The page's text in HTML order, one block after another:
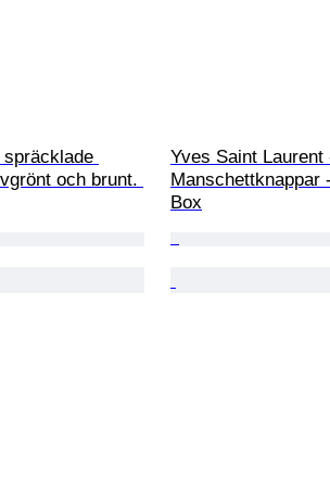
och brunt.
Yves Saint Laurent
Manschettknappar
Box